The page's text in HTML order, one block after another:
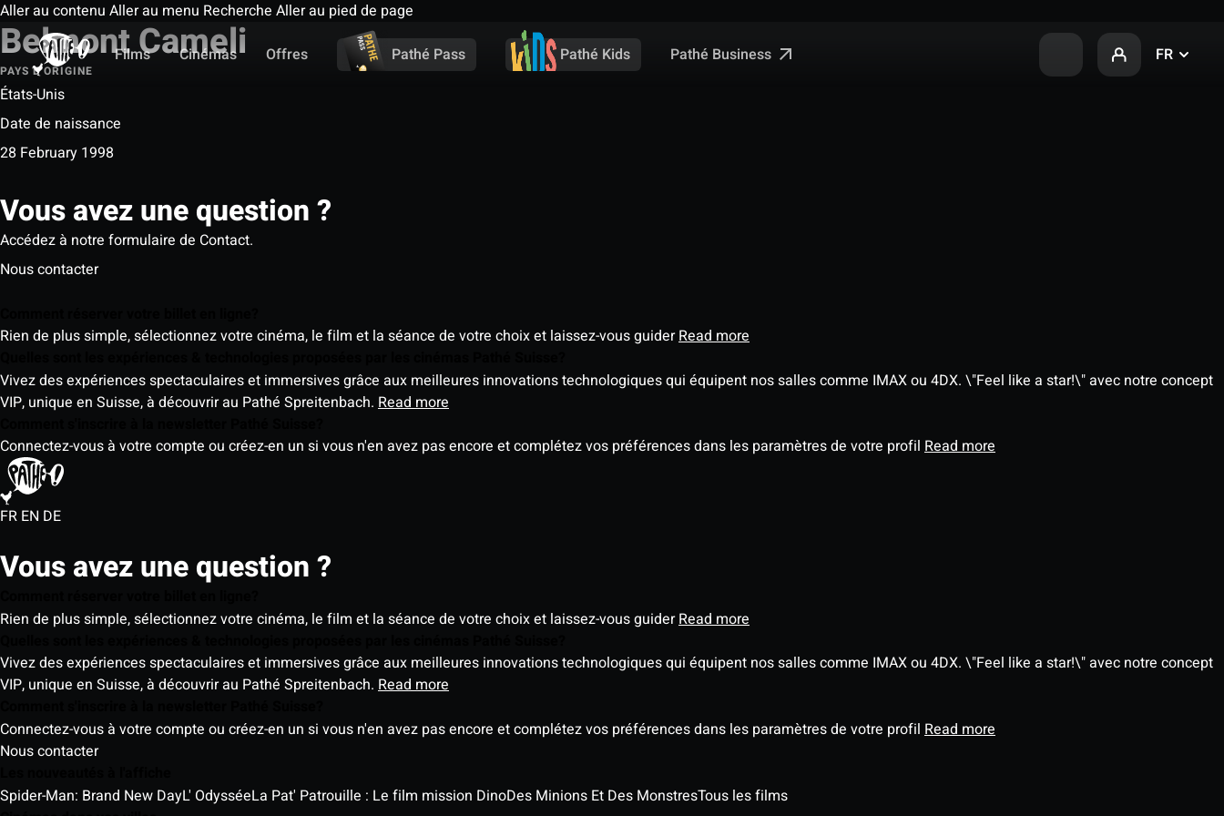
Aller au contenu Aller au menu Recherche Aller au pied de page
Films
Cinémas Offres Pathé Pass Pathé Kids Pathé Business FR
Belmont Cameli
PAYS D'ORIGINE
États-Unis
Date de naissance
28 February 1998
Vous avez une question ?
Accédez à notre formulaire de Contact.
Nous contacter
Rien de plus simple, sélectionnez votre cinéma, le film et la séance de votre choix et laissez-vous guiderRead more
Vivez des expériences spectaculaires et immersives grâce aux meilleures innovations technologiques qui équipent nos salles comme IMAX ou 4DX. \"Feel like a star!\" avec notre concept
VIP, unique en Suisse, à découvrir au Pathé Spreitenbach. Read more
Connectez-vous à votre compte ou créez-en un si vous n'en avez pas encore et complétez vos préférences dans les paramètres de votre profil Read more
FR EN DE
Vous avez une question ?
Rien de plus simple, sélectionnez votre cinéma, le film et la séance de votre choix et laissez-vous guiderRead more
Vivez des expériences spectaculaires et immersives grâce aux meilleures innovations technologiques qui équipent nos salles comme IMAX ou 4DX. \"Feel like a star!\" avec notre concept
VIP, unique en Suisse, à découvrir au Pathé Spreitenbach. Read more
Connectez-vous à votre compte ou créez-en un si vous n'en avez pas encore et complétez vos préférences dans les paramètres de votre profil Read more
Nous contacter
Spider-Man: Brand New DayL' OdysséeLa Pat' Patrouille : Le film mission DinoDes Minions Et Des MonstresTous les films